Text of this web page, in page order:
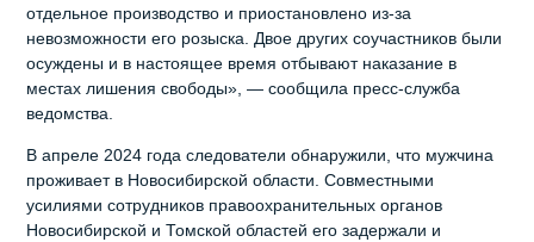
отдельное производство и приостановлено из-за
невозможности его розыска. Двое других соучастников были
осуждены и в настоящее время отбывают наказание в
местах лишения свободы», — сообщила пресс-служба
ведомства.
В апреле 2024 года следователи обнаружили, что мужчина
проживает в Новосибирской области. Совместными
усилиями сотрудников правоохранительных органов
Новосибирской и Томской областей его задержали и